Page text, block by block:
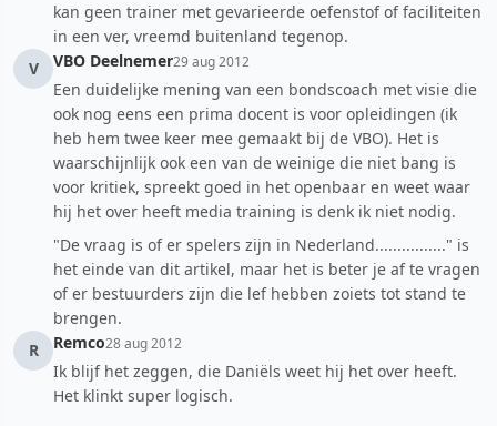
kan geen trainer met gevarieerde oefenstof of faciliteiten
in een ver, vreemd buitenland tegenop.
V
VBO Deelnemer29 aug 2012
Een duidelijke mening van een bondscoach met visie die
ook nog eens een prima docent is voor opleidingen (ik
heb hem twee keer mee gemaakt bij de VBO). Het is
waarschijnlijk ook een van de weinige die niet bang is
voor kritiek, spreekt goed in het openbaar en weet waar
hij het over heeft media training is denk ik niet nodig.
"De vraag is of er spelers zijn in Nederland................" is
het einde van dit artikel, maar het is beter je af te vragen
of er bestuurders zijn die lef hebben zoiets tot stand te
brengen.
R
Remco28 aug 2012
Ik blijf het zeggen, die Daniëls weet hij het over heeft.
Het klinkt super logisch.